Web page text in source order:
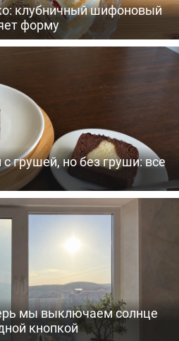
клубничный шифоновый
форму
грушей, но без груши: все
мы выключаем солнце
кнопкой